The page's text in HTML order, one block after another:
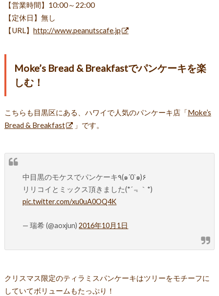
【営業時間】10:00～22:00
【定休日】無し
【URL】 http://www.peanutscafe.jp
Moke’s Bread & Breakfastでパンケーキを楽
しむ！
こちらも目黒区にある、ハワイで人気のパンケーキ店「Moke’s
Bread & Breakfast
」です。
中目黒のモケスでパンケーキ٩(๑´0`๑)۶
リリコイとミックス頂きました(*´﹃｀*)
pic.twitter.com/xu0uA0OQ4K
— 瑞希 (@aoxjun)2016年10月1日
クリスマス限定のティラミスパンケーキはツリーをモチーフに
していてボリュームもたっぷり！